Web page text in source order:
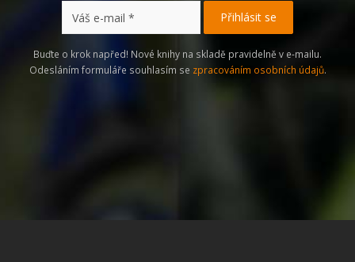
Buďte o krok napřed! Nové knihy na skladě pravidelně v e-mailu.
Odesláním formuláře souhlasím se zpracováním osobních údajů.